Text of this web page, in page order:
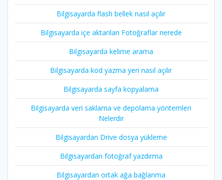
Bilgisayarda flash bellek nasıl açılır
Bilgisayarda içe aktarılan Fotoğraflar nerede
Bilgisayarda kelime arama
Bilgisayarda kod yazma yeri nasıl açılır
Bilgisayarda sayfa kopyalama
Bilgisayarda veri saklama ve depolama yöntemleri
Nelerdir
Bilgisayardan Drive dosya yükleme
Bilgisayardan fotoğraf yazdırma
Bilgisayardan ortak ağa bağlanma